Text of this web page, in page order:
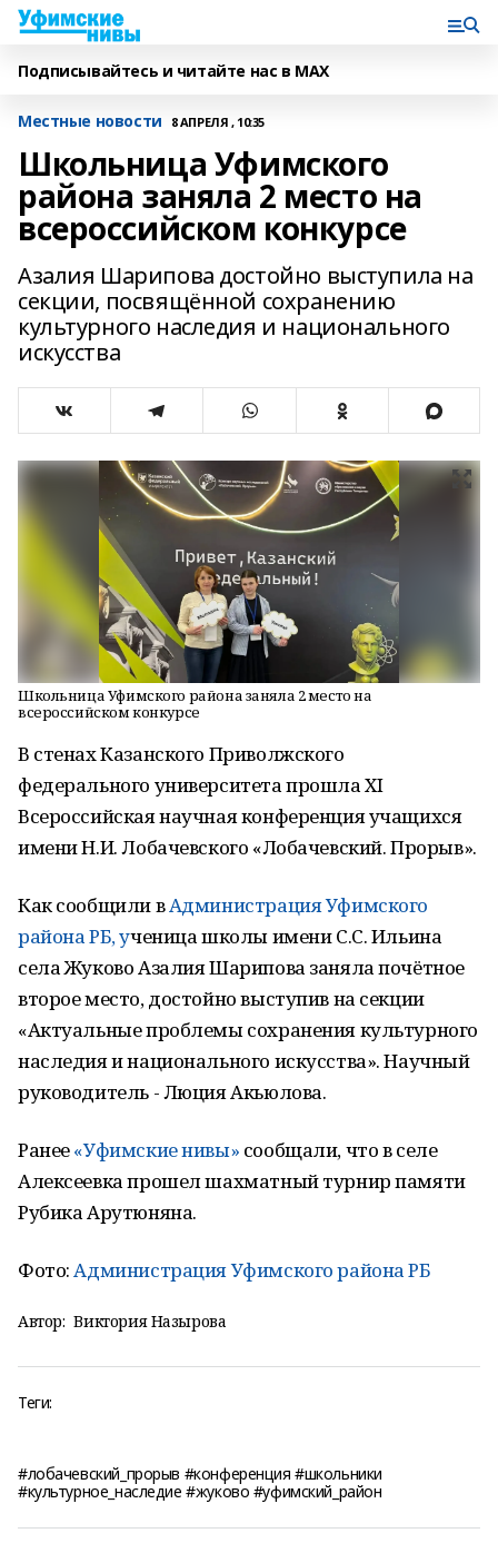
Подписывайтесь и читайте нас в MAX
Местные новости 8 АПРЕЛЯ , 10:35
Школьница Уфимского
района заняла 2 место на
всероссийском конкурсе
Азалия Шарипова достойно выступила на
секции, посвящённой сохранению
культурного наследия и национального
искусства
Школьница Уфимского района заняла 2 место на
всероссийском конкурсе
В стенах Казанского Приволжского
федерального университета прошла XI
Всероссийская научная конференция учащихся
имени Н.И. Лобачевского «Лобачевский. Прорыв».
Как сообщили вАдминистрация Уфимского
района РБ, ученица школы имени С.С. Ильина
села Жуково Азалия Шарипова заняла почётное
второе место, достойно выступив на секции
«Актуальные проблемы сохранения культурного
наследия и национального искусства». Научный
руководитель - Люция Акьюлова.
Ранее«Уфимские нивы» сообщали, что в селе
Алексеевка прошел шахматный турнир памяти
Рубика Арутюняна.
Фото:Администрация Уфимского района РБ
Автор: Виктория Назырова
Теги:
#лобачевский_прорыв #конференция #школьники
#культурное_наследие #жуково #уфимский_район